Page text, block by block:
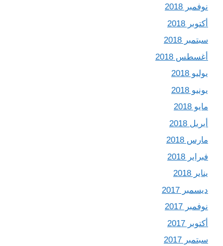
نوفمبر 2018
أكتوبر 2018
سبتمبر 2018
أغسطس 2018
يوليو 2018
يونيو 2018
مايو 2018
أبريل 2018
مارس 2018
فبراير 2018
يناير 2018
ديسمبر 2017
نوفمبر 2017
أكتوبر 2017
سبتمبر 2017